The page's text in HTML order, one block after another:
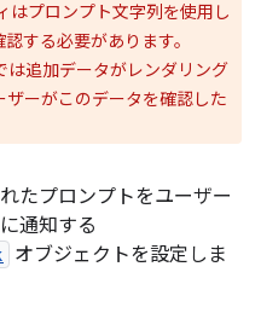
はプロンプト文字列を使用し
する必要があります。
追加データがレンダリング
ーがこのデータを確認した
たプロンプトをユーザー
通知する
オブジェクトを設定しま